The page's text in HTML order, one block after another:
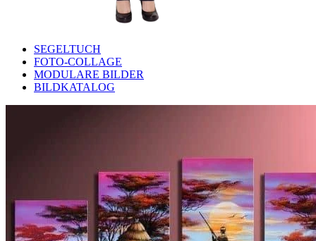
SEGELTUCH
FOTO-COLLAGE
MODULARE BILDER
BILDKATALOG